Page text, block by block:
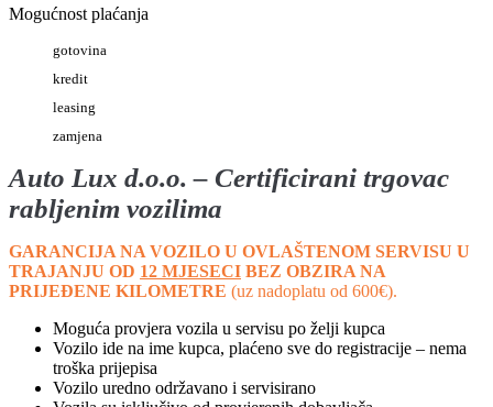
Mogućnost plaćanja
gotovina
kredit
leasing
zamjena
Auto Lux d.o.o. – Certificirani trgovac
rabljenim vozilima
GARANCIJA NA VOZILO U OVLAŠTENOM SERVISU U
TRAJANJU OD 12 MJESECI BEZ OBZIRA NA
PRIJEĐENE KILOMETRE (uz nadoplatu od 600€).
Moguća provjera vozila u servisu po želji kupca
Vozilo ide na ime kupca, plaćeno sve do registracije – nema
troška prijepisa
Vozilo uredno održavano i servisirano